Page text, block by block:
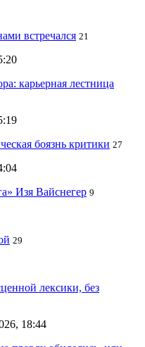
встречался 21
карьерная лестница
боязнь критики 27
Изя Вайснегер 9
29
лексики, без
18:44